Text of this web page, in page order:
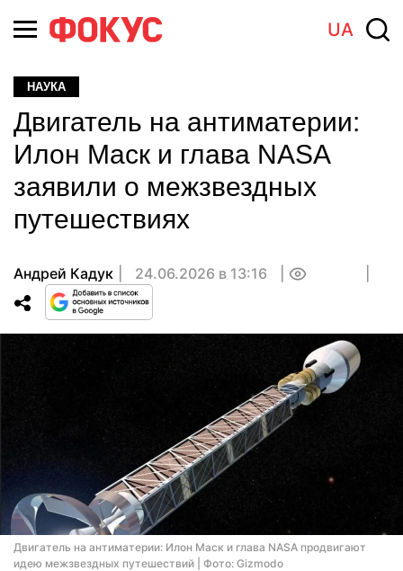
UA
НАУКА
Двигатель на антиматерии:
Илон Маск и глава NASA
заявили о межзвездных
путешествиях
Андрей Кадук 24.06.2026 в 13:16
Двигатель на антиматерии: Илон Маск и глава NASA продвигают
идею межзвездных путешествий | Фото: Gizmodo